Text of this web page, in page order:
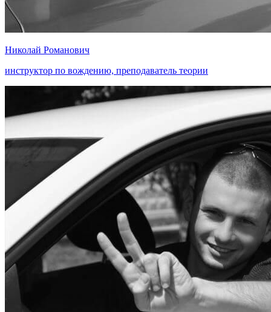
Николай Романович
инструктор по вождению, преподаватель теории